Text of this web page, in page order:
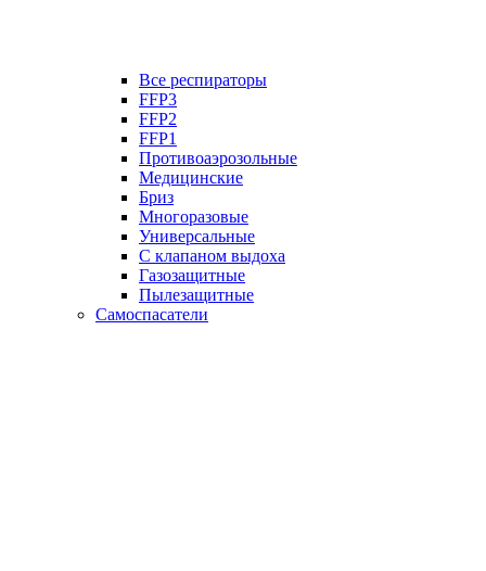
Все респираторы
FFP3
FFP2
FFP1
Противоаэрозольные
Медицинские
Бриз
Многоразовые
Универсальные
С клапаном выдоха
Газозащитные
Пылезащитные
Самоспасатели